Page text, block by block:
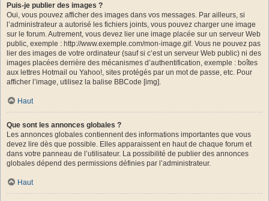
Puis-je publier des images ?
Oui, vous pouvez afficher des images dans vos messages. Par ailleurs, si
l’administrateur a autorisé les fichiers joints, vous pouvez charger une image
sur le forum. Autrement, vous devez lier une image placée sur un serveur Web
public, exemple : http://www.exemple.com/mon-image.gif. Vous ne pouvez pas
lier des images de votre ordinateur (sauf si c’est un serveur Web public) ni des
images placées derrière des mécanismes d’authentification, exemple : boîtes
aux lettres Hotmail ou Yahoo!, sites protégés par un mot de passe, etc. Pour
afficher l’image, utilisez la balise BBCode [img].
Haut
Que sont les annonces globales ?
Les annonces globales contiennent des informations importantes que vous
devez lire dès que possible. Elles apparaissent en haut de chaque forum et
dans votre panneau de l’utilisateur. La possibilité de publier des annonces
globales dépend des permissions définies par l’administrateur.
Haut